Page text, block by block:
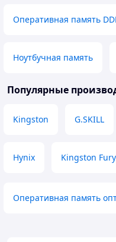
Оперативная память
Ноутбучная память
Популярные
Kingston G.SKILL
Hynix Kingston Fury
Оперативная память